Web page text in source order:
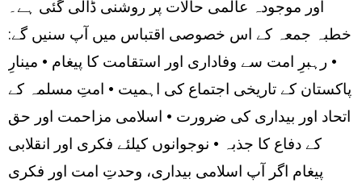
اور موجودہ عالمی حالات پر روشنی ڈالی گئی ہے۔
خطبہ جمعہ کے اس خصوصی اقتباس میں آپ سنیں گے:
• رہبرِ امت سے وفاداری اور استقامت کا پیغام • مینارِ
پاکستان کے تاریخی اجتماع کی اہمیت • امتِ مسلمہ کے
اتحاد اور بیداری کی ضرورت • اسلامی مزاحمت اور حق
کے دفاع کا جذبہ • نوجوانوں کیلئے فکری اور انقلابی
پیغام اگر آپ اسلامی بیداری، وحدتِ امت اور فکری